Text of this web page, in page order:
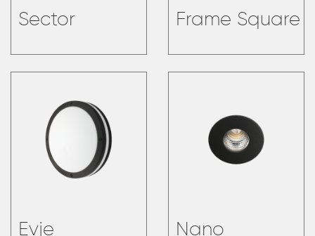
Sector Frame Square
Evje Nano